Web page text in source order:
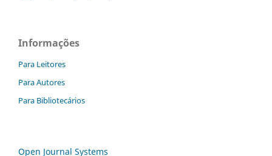
Informações
Para Leitores
Para Autores
Para Bibliotecários
Open Journal Systems